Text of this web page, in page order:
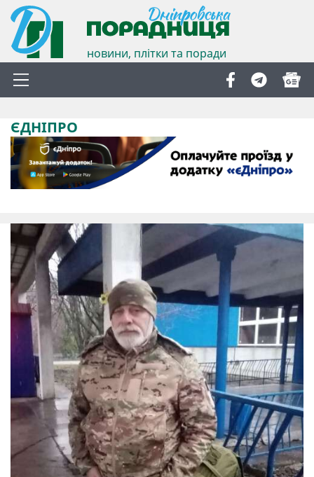
новини, плітки та поради
ЄДНІПРО